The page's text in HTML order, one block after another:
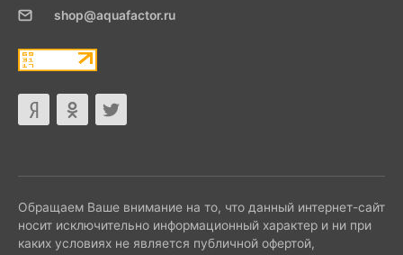
shop@aquafactor.ru
Обращаем Ваше внимание на то, что данный интернет-сайт
носит исключительно информационный характер и ни при
каких условиях не является публичной офертой,